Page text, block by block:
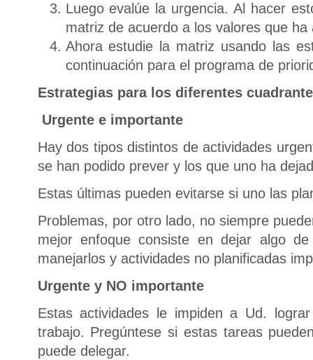
Luego evalúe la urgencia. Al hacer
matriz de acuerdo a los valores que ha
Ahora estudie la matriz usando las
continuación para el programa de
Estrategias para los diferentes
Urgente e importante
Hay dos tipos distintos de actividades
se han podido prever y los que uno ha
Estas últimas pueden evitarse si uno las
Problemas, por otro lado, no siempre
mejor enfoque consiste en dejar algo
manejarlos y actividades no planificadas
Urgente y NO importante
Estas actividades le impiden a Ud.
trabajo. Pregúntese si estas tareas
puede delegar.